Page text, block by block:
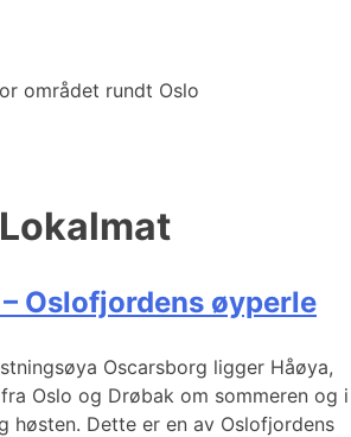
området rundt Oslo
Lokalmat
Oslofjordens øyperle
Oscarsborg ligger Håøya,
Oslo og Drøbak om sommeren og i
høsten. Dette er en av Oslofjordens